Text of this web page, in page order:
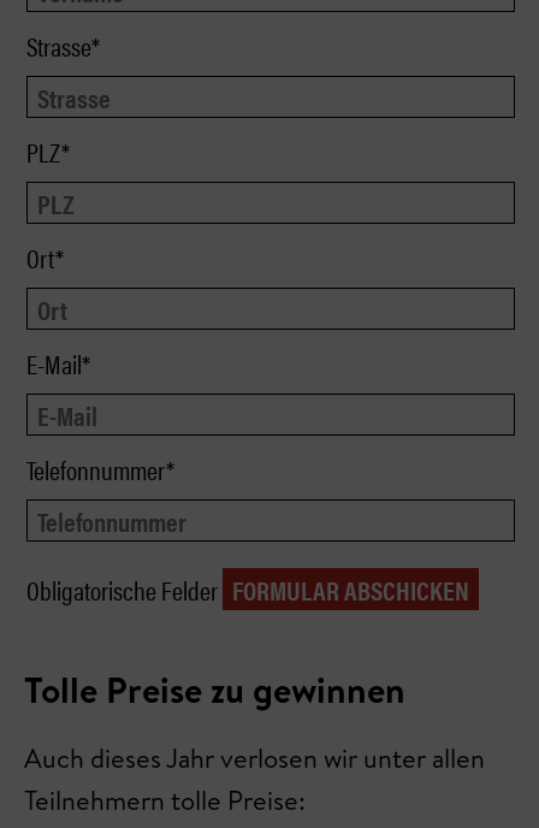
Strasse*
PLZ*
Ort*
E-Mail*
Telefonnummer*
Obligatorische Felder
Tolle Preise zu gewinnen
Auch dieses Jahr verlosen wir unter allen
Teilnehmern tolle Preise: